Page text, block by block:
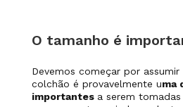
O tamanho é
Devemos começar por
colchão é provavelmente uma
importantes a serem